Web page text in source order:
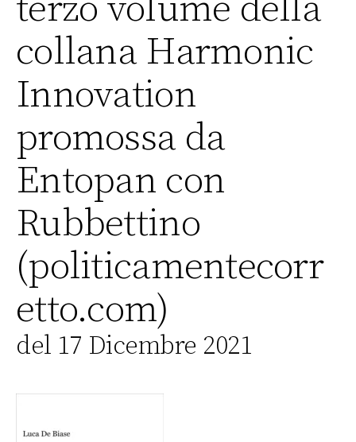
collana Harmonic
Innovation
promossa da
Entopan con
Rubbettino
(politicamentecorr
etto.com)
del 17 Dicembre 2021